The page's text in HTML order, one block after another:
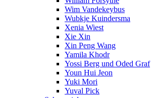
Wim Vandekeybus
Wubkje Kuindersma
Xenia Wiest
Xie Xin
Xin Peng Wang
Yamila Khodr
Yossi Berg und Oded Graf
Youn Hui Jeon
Yuki Mori
Yuval Pick